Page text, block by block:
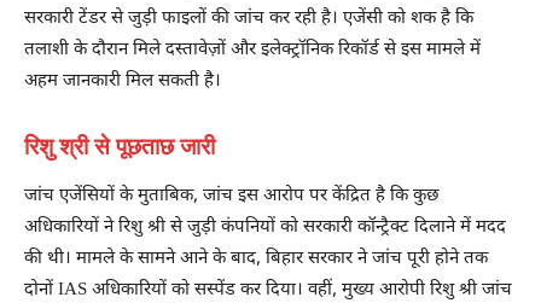
सरकारी टेंडर से जुड़ी फाइलों की जांच कर रही है। एजेंसी को शक है कि
तलाशी के दौरान मिले दस्तावेज़ों और इलेक्ट्रॉनिक रिकॉर्ड से इस मामले में
अहम जानकारी मिल सकती है।
रिशु श्री से पूछताछ जारी
जांच एजेंसियों के मुताबिक, जांच इस आरोप पर केंद्रित है कि कुछ
अधिकारियों ने रिशु श्री से जुड़ी कंपनियों को सरकारी कॉन्ट्रैक्ट दिलाने में मदद
की थी। मामले के सामने आने के बाद, बिहार सरकार ने जांच पूरी होने तक
दोनों IAS अधिकारियों को सस्पेंड कर दिया। वहीं, मुख्य आरोपी रिशु श्री जांच